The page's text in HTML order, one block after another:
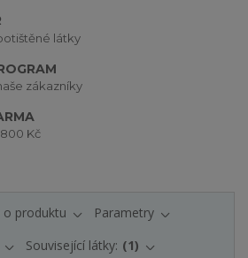
látky
zákazníky
Kč
produktu
Parametry
Související látky: 1